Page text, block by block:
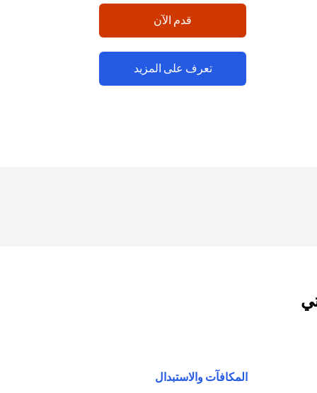
قدم الآن
تعرف على المزيد
المكافآت والاستبدال